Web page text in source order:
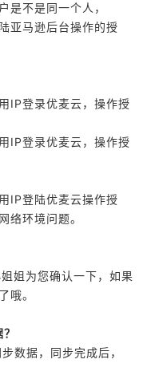
是不是同一个人，
亚马逊后台操作的授
IP登录优麦云，操作授
IP登录优麦云，操作授
IP登陆优麦云操作授
络环境问题。
姐为您确认一下，如果
哦。
数据，同步完成后，